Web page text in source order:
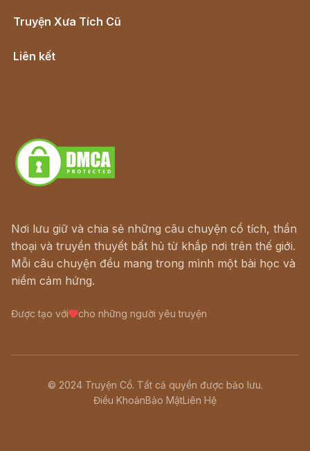
Truyện Xưa Tích Cũ
Liên kết
Nơi lưu giữ và chia sẻ những câu chuyện cổ tích, thần
thoại và truyền thuyết bất hủ từ khắp nơi trên thế giới.
Mỗi câu chuyện đều mang trong mình một bài học và
niềm cảm hứng.
Được tạo với cho những người yêu truyện
© 2024 Truyện Cổ. Tất cả quyền được bảo lưu.
Điều KhoảnBảo MậtLiên Hệ